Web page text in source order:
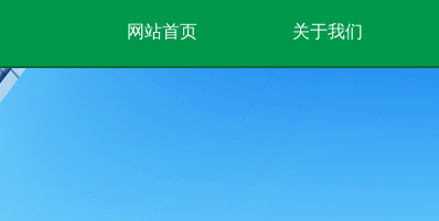
网站首页 关于我们